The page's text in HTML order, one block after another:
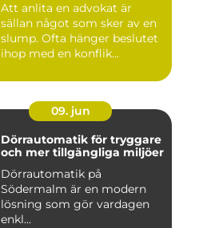
Att anlita en advokat är
sällan något som sker av en
slump. Ofta hänger beslutet
ihop med en konflik...
09. jun
Dörrautomatik för tryggare
och mer tillgängliga miljöer
Dörrautomatik på
Södermalm är en modern
lösning som gör vardagen
enkl...